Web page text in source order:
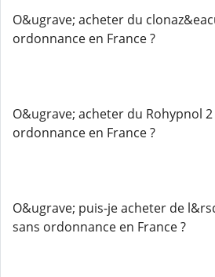
O&ugrave; acheter du
ordonnance en France ?
O&ugrave; acheter du Rohypnol
ordonnance en France ?
O&ugrave; puis-je acheter de
sans ordonnance en France ?